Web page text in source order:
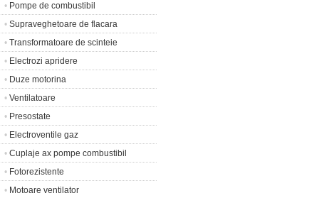
• Pompe de combustibil
• Supraveghetoare de flacara
• Transformatoare de scinteie
• Electrozi apridere
• Duze motorina
• Ventilatoare
• Presostate
• Electroventile gaz
• Cuplaje ax pompe combustibil
• Fotorezistente
• Motoare ventilator